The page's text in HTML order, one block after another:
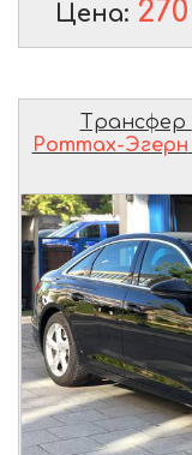
Цена: 270
Трансфер
Роттах-Эгерн